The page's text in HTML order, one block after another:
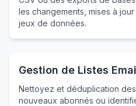
les changements, mises à
jeux de données.
Gestion de Listes
Nettoyez et déduplication
nouveaux abonnés ou